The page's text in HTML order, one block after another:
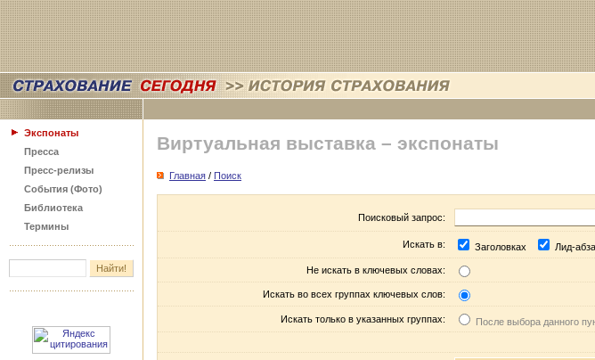
Экспонаты
Пресса
Пресс-релизы
События (Фото)
Библиотека
Термины
Виртуальная выставка – экспонаты
Главная / Поиск
Поисковый запрос:
Искать в: Заголовках Лид-
Не искать в ключевых словах:
Искать во всех группах ключевых слов:
Искать только в указанных группах: После выбора данного